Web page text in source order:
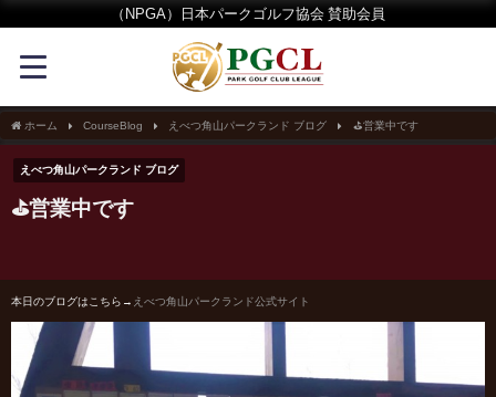
（NPGA）日本パークゴルフ協会 賛助会員
ホーム CourseBlog えべつ角山パークランド ブログ ⛳営業中です
えべつ角山パークランド ブログ
⛳営業中です
本日のブログはこちら→ えべつ角山パークランド公式サイト